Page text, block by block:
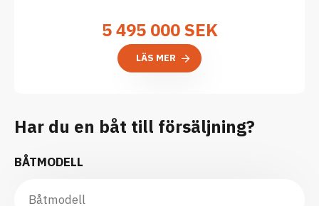
5 495 000SEK
LÄS MER
Har du en båt till försäljning?
BÅTMODELL